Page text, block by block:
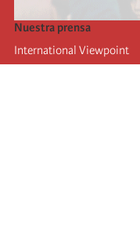
Nuestra prensa
International Viewpoint